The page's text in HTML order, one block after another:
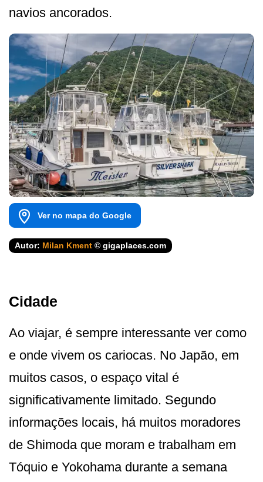
navios ancorados.
Ver no mapa do Google
Autor: Milan Kment © gigaplaces.com
Cidade
Ao viajar, é sempre interessante ver como
e onde vivem os cariocas. No Japão, em
muitos casos, o espaço vital é
significativamente limitado. Segundo
informações locais, há muitos moradores
de Shimoda que moram e trabalham em
Tóquio e Yokohama durante a semana